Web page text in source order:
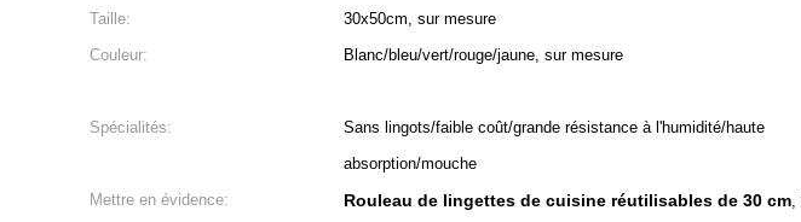
Taille:
30x50cm, sur mesure
Couleur:
Blanc/bleu/vert/rouge/jaune, sur mesure
Spécialités:
Sans lingots/faible coût/grande résistance à l'humidité/haute
absorption/mouche
Mettre en évidence: Rouleau de lingettes de cuisine réutilisables de 30 cm,